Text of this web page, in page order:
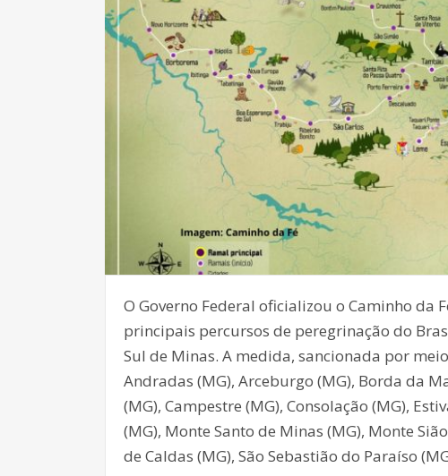
O Governo Federal oficializou o Caminho
principais percursos de peregrinação do
Sul de Minas. A medida, sancionada por
Andradas (MG), Arceburgo (MG), Borda da
(MG), Campestre (MG), Consolação (MG),
(MG), Monte Santo de Minas (MG), Monte
de Caldas (MG), São Sebastião do Paraíso